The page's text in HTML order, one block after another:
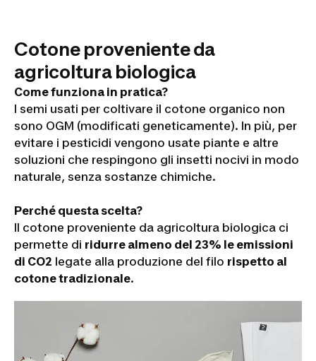
Cotone proveniente da
agricoltura biologica
Come funziona in pratica?
I semi usati per coltivare il cotone organico non
sono OGM (modificati geneticamente). In più, per
evitare i pesticidi vengono usate piante e altre
soluzioni che respingono gli insetti nocivi in modo
naturale, senza sostanze chimiche.
Perché questa scelta?
Il cotone proveniente da agricoltura biologica ci
permette di ridurre almeno del 23% le emissioni
di CO2 legate alla produzione del filo rispetto al
cotone tradizionale.